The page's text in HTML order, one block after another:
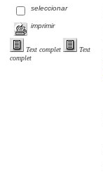
seleccionar
imprimir
Text complet
Text
complet